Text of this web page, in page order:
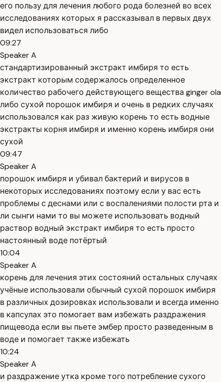
его пользу для лечения любого рода болезней во всех
исследованиях которых я рассказывал в первых двух
видел использоваться либо
09:27
Speaker A
стандартизированный экстракт имбиря то есть
экстракт которым содержалось определенное
количество рабочего действующего вещества ginger ola
либо сухой порошок имбиря и очень в редких случаях
использовался как раз живую корень то есть водные
экстракты корня имбиря и именно корень имбиря они
сухой
09:47
Speaker A
порошок имбиря и убивал бактерий и вирусов в
некоторых исследованиях поэтому если у вас есть
проблемы с деснами или с воспалениями полости рта и
ли сынги нами то вы можете использовать водный
раствор водный экстракт имбиря то есть просто
настоянный воде потёртый
10:04
Speaker A
корень для лечения этих состояний остальных случаях
учёные использовали обычный сухой порошок имбиря
в различных дозировках использовали и всегда именно
в капсулах это помогает вам избежать раздражения
пищевода если вы пьете эмбер просто разведенным в
воде и помогает также избежать
10:24
Speaker A
и раздражение утка кроме того потребление сухого